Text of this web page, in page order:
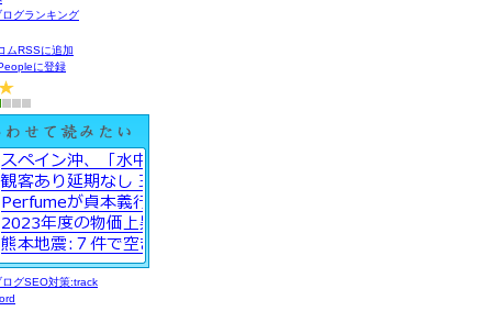
ムRSSに追加
に登録